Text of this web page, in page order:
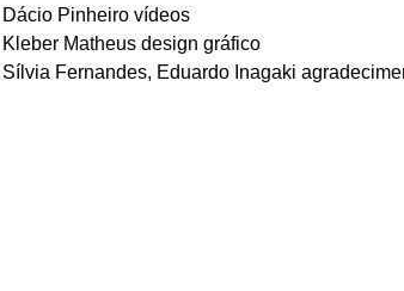
Dácio Pinheiro vídeos
Kleber Matheus design gráfico
Sílvia Fernandes, Eduardo Inagaki